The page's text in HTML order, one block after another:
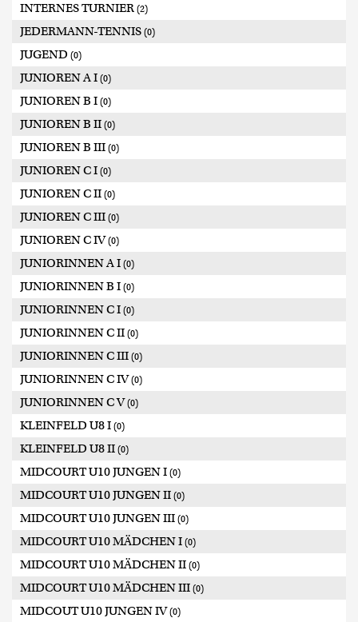
INTERNES TURNIER (2)
JEDERMANN-TENNIS (0)
JUGEND (0)
JUNIOREN A I (0)
JUNIOREN B I (0)
JUNIOREN B II (0)
JUNIOREN B III (0)
JUNIOREN C I (0)
JUNIOREN C II (0)
JUNIOREN C III (0)
JUNIOREN C IV(0)
JUNIORINNEN A I (0)
JUNIORINNEN B I (0)
JUNIORINNEN C I (0)
JUNIORINNEN C II (0)
JUNIORINNEN C III (0)
JUNIORINNEN C IV(0)
JUNIORINNEN C V(0)
KLEINFELD U8 I (0)
KLEINFELD U8 II (0)
MIDCOURT U10 JUNGEN I (0)
MIDCOURT U10 JUNGEN II (0)
MIDCOURT U10 JUNGEN III (0)
MIDCOURT U10 MÄDCHEN I (0)
MIDCOURT U10 MÄDCHEN II (0)
MIDCOURT U10 MÄDCHEN III (0)
MIDCOUT U10 JUNGEN IV(0)